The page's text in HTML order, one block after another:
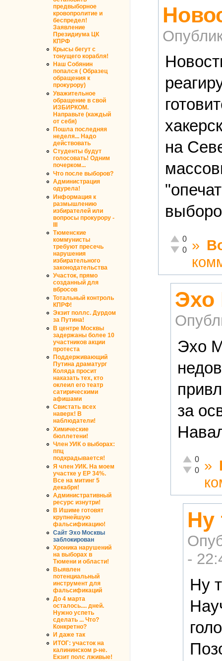
предвыборное
кровопролитие и
беспредел!
Заявление
Президиума ЦК
КПРФ
Крысы бегут с
тонущего корабля!
Наш Собянин
попался ( Образец
обращения к
прокурору)
Уважительное
обращение в свой
ИЗБИРКОМ.
Направьте (каждый
от себя)
Пошла последняя
неделя... Надо
действовать
Студенты будут
голосовать! Одним
почерком...
Что после выборов?
Администрация
одурела!
Информация к
размышлению
избирателей или
вопросы прокурору -
III
Тюменские
коммунисты
требуют пресечь
нарушения
избирательного
законодательства
Участок, прямо
созданный для
вбросов
Тотальный контроль
КПРФ!
Экзит поллс. Дурдом
за Путина!
В центре Москвы
задержаны более 10
участников акции
протеста
Поддерживающий
Путина драматург
Коляда просит
наказать тех, кто
оклеил его театр
сатирическими
афишами
Свистать всех
наверх! В
наблюдатели!
Химические
бюллетени!
Член УИК о выборах:
ппц
подкрадывается!
Я член УИК. На моем
участке у ЕР 34%.
Все на митинг 5
декабря!
Административный
ресурс изнутри!
В Ишиме готовят
крупнейшую
фальсификацию!
Сайт Эхо Москвы
заблокирован
Хроника нарушений
на выборах в
Тюмени и области!
Выявлен
потенциальный
инструмент для
фальсификаций
До 4 марта
осталось.... дней.
Нужно успеть
сделать ... Что?
Конкретно?
И даже так
ИТОГ: участок на
калининском р-не.
Екзит полс лживые!
на
Отлично!
0
Неадекватно!
0 »
Эхо
Эхо
за
Отлично!
0
0 »
Ну
-
Ну